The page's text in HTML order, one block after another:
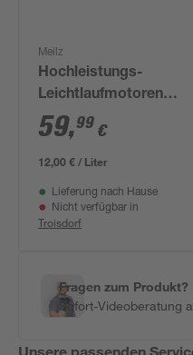
Meilz
Hochleistungs-
Leichtlaufmotorenöl
'DX 5W-30' 5 l
59,99 €
12,00 € / Liter
Lieferung nach Hause
Nicht verfügbar in
Troisdorf
Fragen zum Produkt?
Sofort-Videoberatung
Unsere passenden